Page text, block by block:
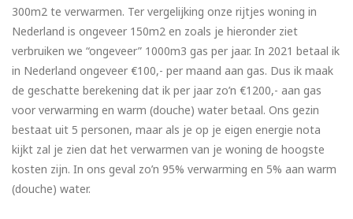
300m2 te verwarmen. Ter vergelijking onze rijtjes woning in
Nederland is ongeveer 150m2 en zoals je hieronder ziet
verbruiken we “ongeveer” 1000m3 gas per jaar. In 2021 betaal ik
in Nederland ongeveer €100,- per maand aan gas. Dus ik maak
de geschatte berekening dat ik per jaar zo’n €1200,- aan gas
voor verwarming en warm (douche) water betaal. Ons gezin
bestaat uit 5 personen, maar als je op je eigen energie nota
kijkt zal je zien dat het verwarmen van je woning de hoogste
kosten zijn. In ons geval zo’n 95% verwarming en 5% aan warm
(douche) water.